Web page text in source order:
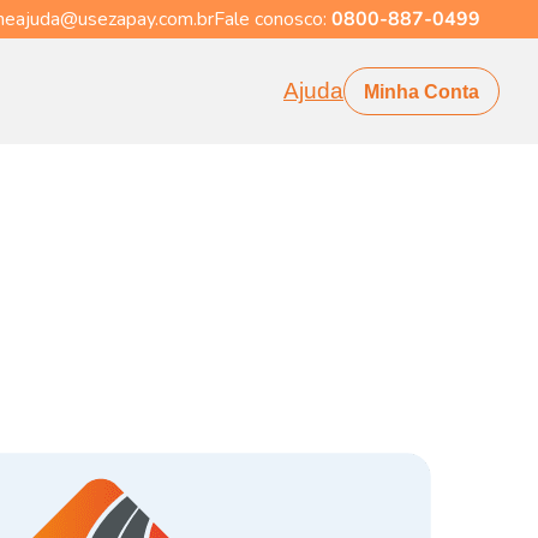
Fale conosco: 0800-887-0499
Ajuda Minha Conta